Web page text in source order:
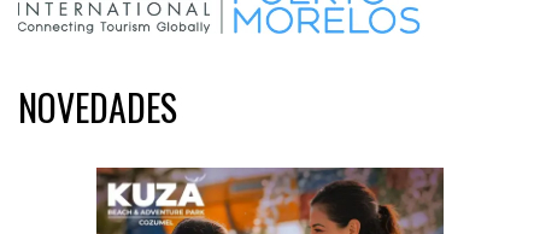
NOVEDADES